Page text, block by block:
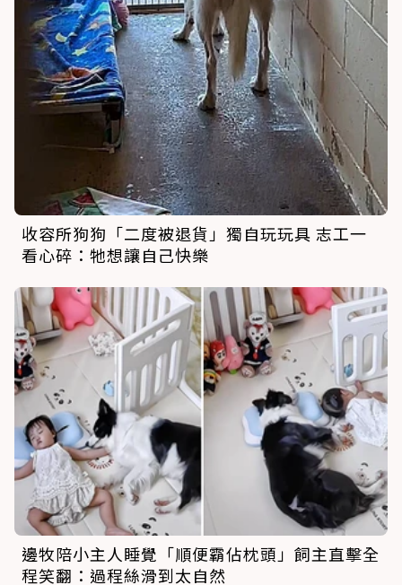
收容所狗狗「二度被退貨」獨自玩玩具 志工一
看心碎：牠想讓自己快樂
邊牧陪小主人睡覺「順便霸佔枕頭」飼主直擊全
程笑翻：過程絲滑到太自然